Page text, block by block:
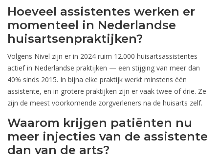
Hoeveel assistentes werken er
momenteel in Nederlandse
huisartsenpraktijken?
Volgens Nivel zijn er in 2024 ruim 12.000 huisartsassistentes
actief in Nederlandse praktijken — een stijging van meer dan
40% sinds 2015. In bijna elke praktijk werkt minstens één
assistente, en in grotere praktijken zijn er vaak twee of drie. Ze
zijn de meest voorkomende zorgverleners na de huisarts zelf.
Waarom krijgen patiënten nu
meer injecties van de assistente
dan van de arts?